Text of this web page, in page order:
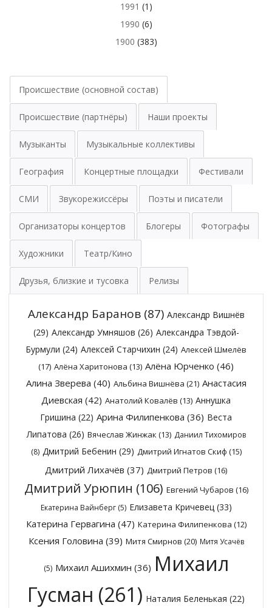
1991 (1)
1990 (6)
1900 (383)
Происшествие (основной состав)
Происшествие (партнёры) Наши проекты
Музыканты Музыкальные коллективы
География Концертные площадки Фестивали
СМИ Звукорежиссёры Поэты и писатели
Организаторы концертов Блогеры Фотографы
Художники Театр/Кино
Друзья, близкие и тусовка Релизы
Александр Баранов(87) Александр Вишнёв
(29) Александр Умняшов (26) Александра Тэвдой-
Бурмули (24) Алексей Старчихин (24) Алексей Шмелёв
(17) Алёна Харитонова (13) Алёна Юрченко (46)
Алина Зверева (40) Альбина Вишнёва (21) Анастасия
Диевская (42) Анатолий Ковалёв (13) Аннушка
Гришина (22) Арина Филипенкова (36) Веста
Липатова (26) Вячеслав Жинжак (13) Даниил Тихомиров
(8) Дмитрий Бебенин (29) Дмитрий Игнатов Скиф (15)
Дмитрий Лихачёв (37) Дмитрий Петров (16)
Дмитрий Урюпин (106) Евгений Чубаров (16)
Екатерина Вайнберг(5) Елизавета Кричевец(33)
Катерина Гервагина (47) Катерина Филипенкова (12)
Ксения Головина (39) Митя Смирнов (20) Митя Усачёв
(5) Михаил Ашихмин (36) Михаил
Гусман (261) Наталия Беленькая (22)